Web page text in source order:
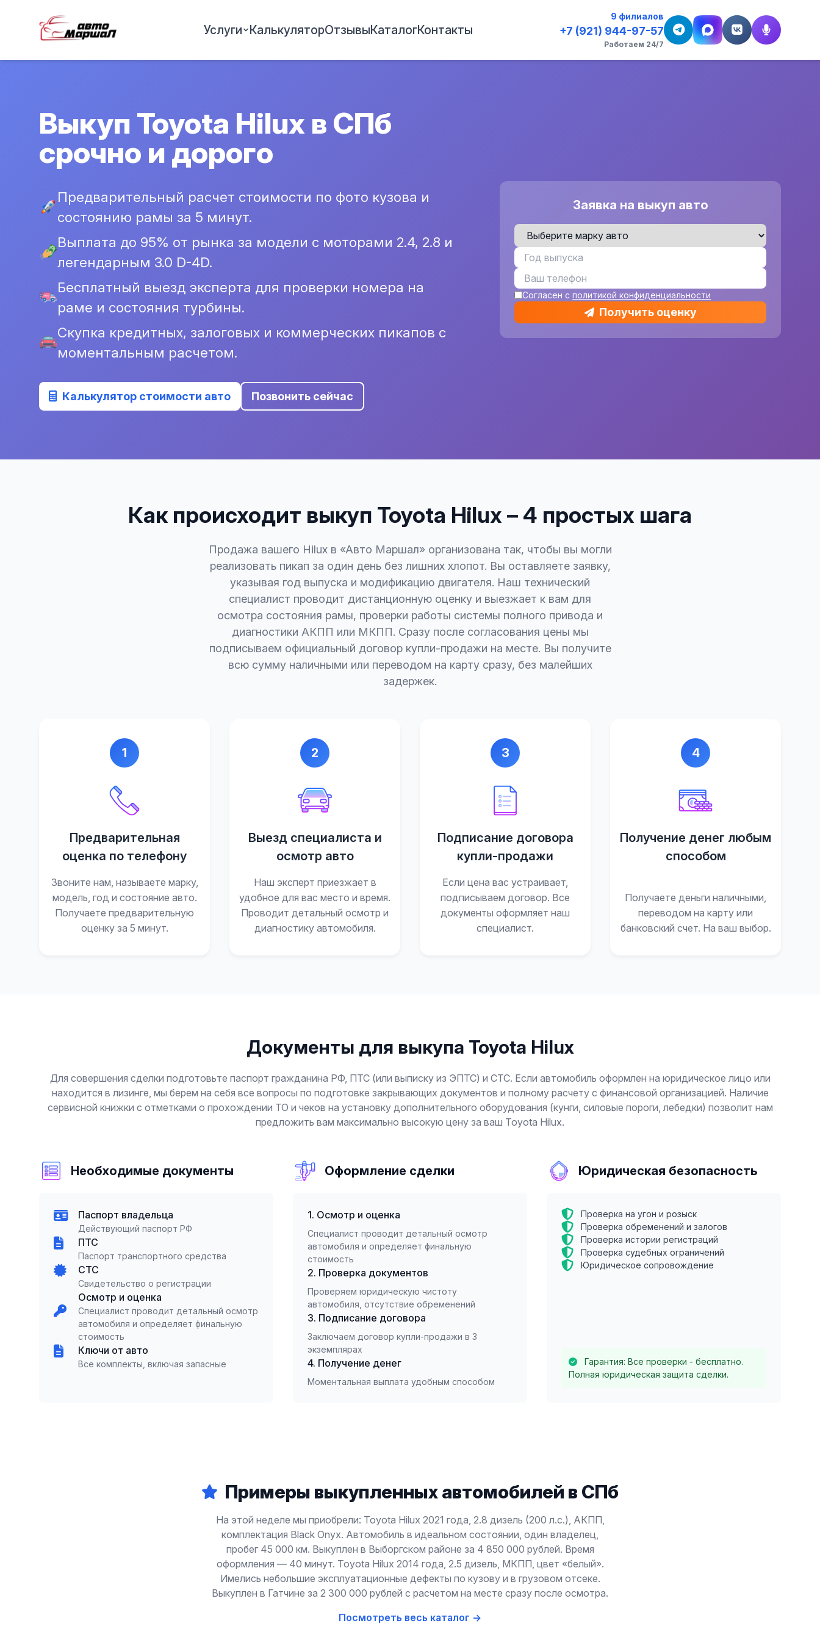
Услуги КалькуляторОтзывыКаталогКонтакты
9 филиалов
+7 (921) 944-97-57
Работаем 24/7
Выкуп Toyota Hilux в СПб
срочно и дорого
Предварительный расчет стоимости по фото кузова и
состоянию рамы за 5 минут.
Выплата до 95% от рынка за модели с моторами 2.4, 2.8 и
легендарным 3.0 D-4D.
Бесплатный выезд эксперта для проверки номера на
раме и состояния турбины.
Скупка кредитных, залоговых и коммерческих пикапов с
моментальным расчетом.
Калькулятор стоимости авто Позвонить сейчас
Заявка на выкуп авто
Согласен сполитикой конфиденциальности
Получить оценку
Как происходит выкуп Toyota Hilux – 4 простых шага
Продажа вашего Hilux в «Авто Маршал» организована так, чтобы вы могли
реализовать пикап за один день без лишних хлопот. Вы оставляете заявку,
указывая год выпуска и модификацию двигателя. Наш технический
специалист проводит дистанционную оценку и выезжает к вам для
осмотра состояния рамы, проверки работы системы полного привода и
диагностики АКПП или МКПП. Сразу после согласования цены мы
подписываем официальный договор купли-продажи на месте. Вы получите
всю сумму наличными или переводом на карту сразу, без малейших
задержек.
1
Предварительная
оценка по телефону
Звоните нам, называете марку,
модель, год и состояние авто.
Получаете предварительную
оценку за 5 минут.
2
Выезд специалиста и
осмотр авто
Наш эксперт приезжает в
удобное для вас место и время.
Проводит детальный осмотр и
диагностику автомобиля.
3
Подписание договора
купли-продажи
Если цена вас устраивает,
подписываем договор. Все
документы оформляет наш
специалист.
4
Получение денег любым
способом
Получаете деньги наличными,
переводом на карту или
банковский счет. На ваш выбор.
Документы для выкупа Toyota Hilux
Для совершения сделки подготовьте паспорт гражданина РФ, ПТС (или выписку из ЭПТС) и СТС. Если автомобиль оформлен на юридическое лицо или
находится в лизинге, мы берем на себя все вопросы по подготовке закрывающих документов и полному расчету с финансовой организацией. Наличие
сервисной книжки с отметками о прохождении ТО и чеков на установку дополнительного оборудования (кунги, силовые пороги, лебедки) позволит нам
предложить вам максимально высокую цену за ваш Toyota Hilux.
Необходимые документы
Паспорт владельца
Действующий паспорт РФ
ПТС
Паспорт транспортного средства
СТС
Свидетельство о регистрации
Осмотр и оценка
Специалист проводит детальный осмотр
автомобиля и определяет финальную
стоимость
Ключи от авто
Все комплекты, включая запасные
Оформление сделки
1. Осмотр и оценка
Специалист проводит детальный осмотр
автомобиля и определяет финальную
стоимость
2. Проверка документов
Проверяем юридическую чистоту
автомобиля, отсутствие обременений
3. Подписание договора
Заключаем договор купли-продажи в 3
экземплярах
4. Получение денег
Моментальная выплата удобным способом
Юридическая безопасность
Проверка на угон и розыск
Проверка обременений и залогов
Проверка истории регистраций
Проверка судебных ограничений
Юридическое сопровождение
Гарантия: Все проверки - бесплатно.
Полная юридическая защита сделки.
Примеры выкупленных автомобилей в СПб
На этой неделе мы приобрели: Toyota Hilux 2021 года, 2.8 дизель (200 л.с.), АКПП,
комплектация Black Onyx. Автомобиль в идеальном состоянии, один владелец,
пробег 45 000 км. Выкуплен в Выборгском районе за 4 850 000 рублей. Время
оформления — 40 минут. Toyota Hilux 2014 года, 2.5 дизель, МКПП, цвет «белый».
Имелись небольшие эксплуатационные дефекты по кузову и в грузовом отсеке.
Выкуплен в Гатчине за 2 300 000 рублей с расчетом на месте сразу после осмотра.
Посмотреть весь каталог →